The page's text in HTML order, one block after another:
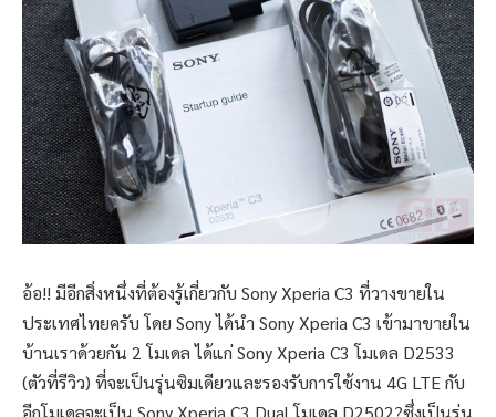
อ้อ!! มีอีกสิ่งหนึ่งที่ต้องรู้เกี่ยวกับ Sony Xperia C3 ที่วางขายใน
ประเทศไทยครับ โดย Sony ได้นำ Sony Xperia C3 เข้ามาขายใน
บ้านเราด้วยกัน 2 โมเดล ได้แก่ Sony Xperia C3 โมเดล D2533
(ตัวที่รีวิว) ที่จะเป็นรุ่นซิมเดียวและรองรับการใช้งาน 4G LTE กับ
อีกโมเดลจะเป็น Sony Xperia C3 Dual โมเดล D2502?ซึ่งเป็นรุ่น